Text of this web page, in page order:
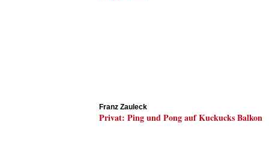
Franz Zauleck
Privat: Ping und Pong auf Kuckucks Balkon